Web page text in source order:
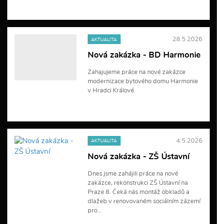
i
f
r
m
a
AKTUALITA 28.5.2026
Nová zakázka - BD Harmonie
Zahajujeme práce na nové zakázce
modernizace bytového domu Harmonie
v Hradci Králové.
i
f
r
m
a
c
í
AKTUALITA 4.5.2026
Nová zakázka - ZŠ Ústavní
Dnes jsme zahájili práce na nové
zakázce, rekonstrukci ZŠ Ústavní na
Praze 8. Čeká nás montáž obkladů a
dlažeb v renovovaném sociálním zázemí
pro...